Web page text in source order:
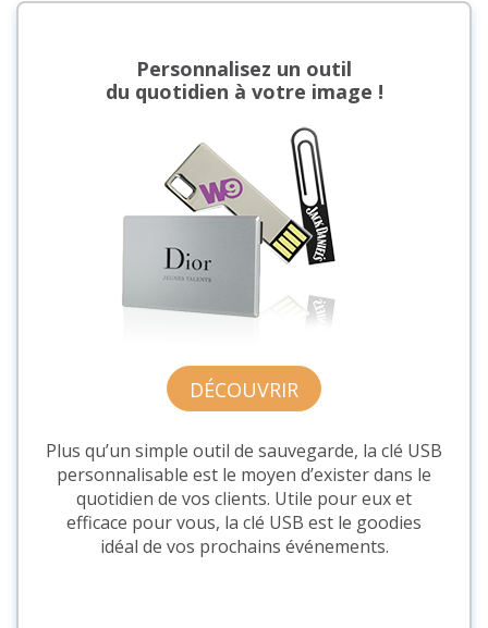
Personnalisez un outil
du quotidien à votre image !
DÉCOUVRIR
Plus qu’un simple outil de sauvegarde, la clé USB
personnalisable est le moyen d’exister dans le
quotidien de vos clients. Utile pour eux et
efficace pour vous, la clé USB est le goodies
idéal de vos prochains événements.